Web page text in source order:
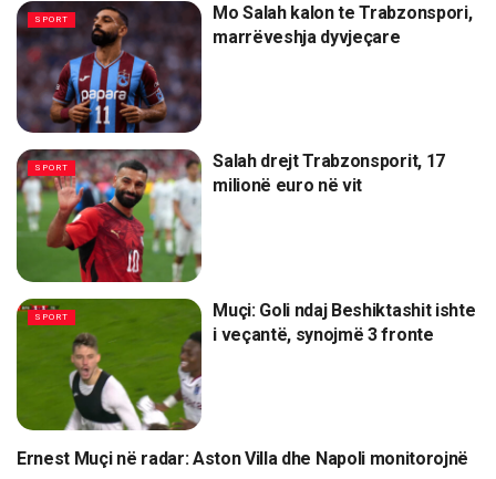
SPORT
Mo Salah kalon te Trabzonspori,
marrëveshja dyvjeçare
SPORT
Salah drejt Trabzonsporit, 17
milionë euro në vit
SPORT
Muçi: Goli ndaj Beshiktashit ishte
i veçantë, synojmë 3 fronte
SPORT
Ernest Muçi në radar: Aston Villa dhe Napoli monitorojnë